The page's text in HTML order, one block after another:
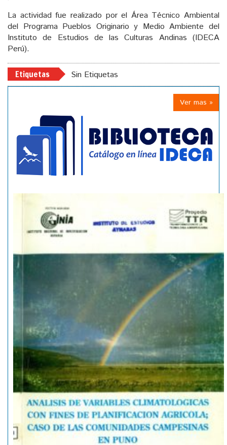
La actividad fue realizado por el Área Técnico Ambiental
del Programa Pueblos Originario y Medio Ambiente del
Instituto de Estudios de las Culturas Andinas (IDECA
Perú).
Etiquetas Sin Etiquetas
Ver mas »